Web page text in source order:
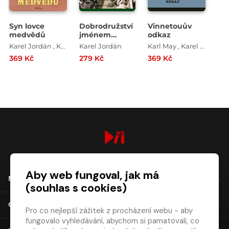
Syn lovce
medvědů
Karel Jordán , Karl May
369 Kč
Dobrodružství
jménem
Orient
Karel Jordán
279 Kč
Vinnetouův
odkaz
Karl May , Karel Jordán
369 Kč
NÁKUP
O SPOLEČNOSTI
Aby web fungoval, jak má
(souhlas s cookies)
Pro co nejlepší zážitek z procházení webu - aby
fungovalo vyhledávání, abychom si pamatovali, co